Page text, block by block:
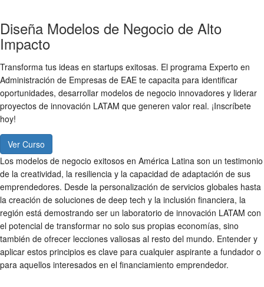
Diseña Modelos de Negocio de Alto
Impacto
Transforma tus ideas en startups exitosas. El programa Experto en
Administración de Empresas de EAE te capacita para identificar
oportunidades, desarrollar modelos de negocio innovadores y liderar
proyectos de innovación LATAM que generen valor real. ¡Inscríbete
hoy!
Ver Curso
Los modelos de negocio exitosos en América Latina son un testimonio
de la creatividad, la resiliencia y la capacidad de adaptación de sus
emprendedores. Desde la personalización de servicios globales hasta
la creación de soluciones de deep tech y la inclusión financiera, la
región está demostrando ser un laboratorio de innovación LATAM con
el potencial de transformar no solo sus propias economías, sino
también de ofrecer lecciones valiosas al resto del mundo. Entender y
aplicar estos principios es clave para cualquier aspirante a fundador o
para aquellos interesados en el financiamiento emprendedor.